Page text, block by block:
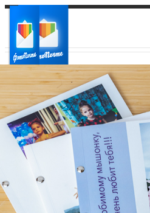
Ваш город:
Ваш регион доставки
Выберите из списка: